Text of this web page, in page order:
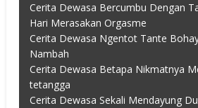
Cerita Dewasa Bercumbu Dengan
Hari Merasakan Orgasme
Cerita Dewasa Ngentot Tante
Nambah
Cerita Dewasa Betapa Nikmatnya
tetangga
Cerita Dewasa Sekali Mendayung